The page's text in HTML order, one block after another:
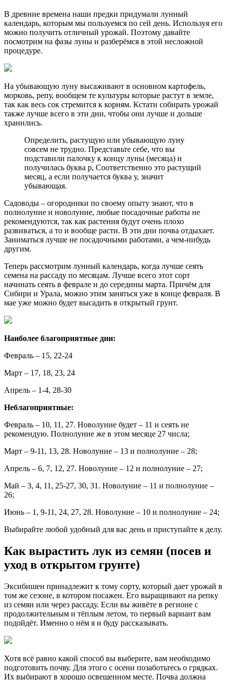
В древние времена наши предки придумали лунный
календарь, которым мы пользуемся по сей день. Используя его
можно получить отличный урожай. Поэтому давайте
посмотрим на фазы луны и разберёмся в этой несложной
процедуре.
На убывающую луну высаживают в основном картофель,
морковь, репу, вообщем те культуры которые растут в земле,
так как весь сок стремится к корням. Кстати собирать урожай
также лучше всего в эти дни, чтобы они лучше и дольше
хранились.
Определить, растущую или убывающую луну
совсем не трудно. Представьте себе, что вы
подставили палочку к концу луны (месяца) и
получилась буква р, Соответственно это растущий
месяц, а если получается буква у, значит
убывающая.
Садоводы – огородники по своему опыту знают, что в
полнолуние и новолуние, любые посадочные работы не
рекомендуются, так как растения будут очень плохо
развиваться, а то и вообще расти. В эти дни почва отдыхает.
Заниматься лучше не посадочными работами, а чем-нибудь
другим.
Теперь рассмотрим лунный календарь, когда лучше сеять
семена на рассаду по месяцам. Лучше всего этот сорт
начинать сеять в феврале и до середины марта. Причём для
Сибири и Урала, можно этим заняться уже в конце февраля. В
мае уже можно будет высадить в открытый грунт.
Наиболее благоприятные дни:
Февраль – 15, 22-24
Март – 17, 18, 23, 24
Апрель – 1-4, 28-30
Неблагоприятные:
Февраль – 10, 11, 27. Новолуние будет – 11 и сеять не
рекомендую. Полнолуние же в этом месяце 27 числа;
Март – 9-11, 13, 28. Новолуние – 13 и полнолуние – 28;
Апрель – 6, 7, 12, 27. Новолуние – 12 и полнолуние – 27;
Май – 3, 4, 11, 25-27, 30, 31. Новолуние – 11 и полнолуние –
26;
Июнь – 1, 9-11, 24, 27, 28. Новолуние – 10 и полнолуние – 24;
Выбирайте любой удобный для вас день и приступайте к делу.
Как вырастить лук из семян (посев и
уход в открытом грунте)
Эксибишен принадлежит к тому сорту, который дает урожай в
том же сезоне, в котором посажен. Его выращивают на репку
из семян или через рассаду. Если вы живёте в регионе с
продолжительным и тёплым летом, то первый вариант вам
подойдёт. Именно о нём я и буду рассказывать.
Хотя всё равно какой способ вы выберите, вам необходимо
подготовить почву. Для этого с осени позаботьтесь о грядках.
Их выбирают в хорошо освещенном месте. Почва должна